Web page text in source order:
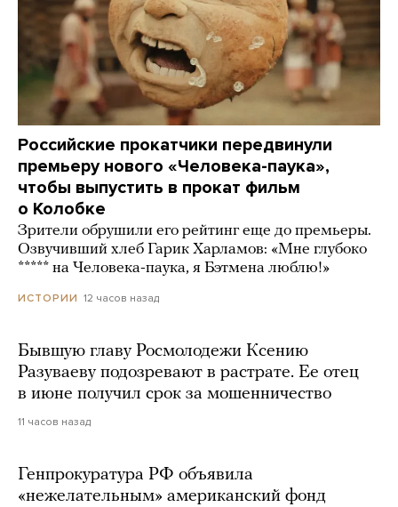
Российские прокатчики передвинули
премьеру нового «Человека-паука»,
чтобы выпустить в прокат фильм
о Колобке
Зрители обрушили его рейтинг еще до премьеры.
Озвучивший хлеб Гарик Харламов: «Мне глубоко
***** на Человека-паука, я Бэтмена люблю!»
ИСТОРИИ 12 часов назад
Бывшую главу Росмолодежи Ксению
Разуваеву подозревают в растрате. Ее отец
в июне получил срок за мошенничество
11 часов назад
Генпрокуратура РФ объявила
«нежелательным» американский фонд